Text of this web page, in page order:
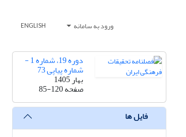
ورود به سامانه ENGLISH
دوره 19، شماره 1 -
شماره پیاپی 73
بهار 1405
صفحه85-120
فایل ها